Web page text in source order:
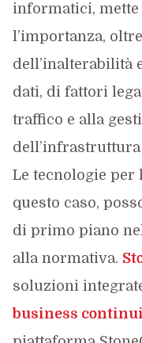
informatici, mette
l’importanza,
dell’inalterabilità
dati, di fattori
traffico e alla
Le tecnologie per
questo caso,
di primo piano
alla normativa.
soluzioni
business